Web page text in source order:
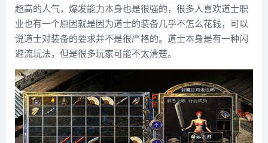
超高的人气，爆发能力本身也是很强的，很多人喜欢道士职
业也有一个原因就是因为道士的装备几乎不怎么花钱，可以
说道士对装备的要求并不是很严格的。道士本身是有一种闪
避流玩法，但是很多玩家可能不太清楚。